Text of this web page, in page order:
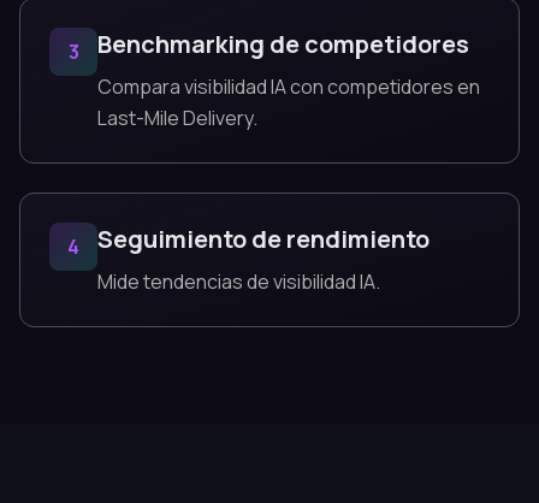
3 Benchmarking de competidores
Compara visibilidad IA con competidores en
Last-Mile Delivery.
4 Seguimiento de rendimiento
Mide tendencias de visibilidad IA.